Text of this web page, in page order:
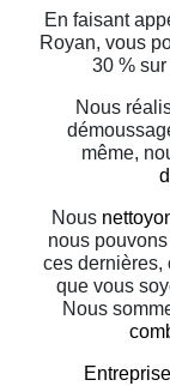
En faisant
Royan, vous
30 %
Nous
même,
Nous
nous
ces dernières,
que vous
Nous